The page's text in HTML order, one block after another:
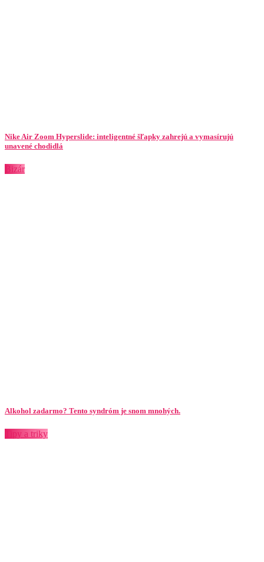
Nike Air Zoom Hyperslide: inteligentné šľapky zahrejú a vymasírujú
unavené chodidlá
Bizár
Alkohol zadarmo? Tento syndróm je snom mnohých.
Tipy a triky